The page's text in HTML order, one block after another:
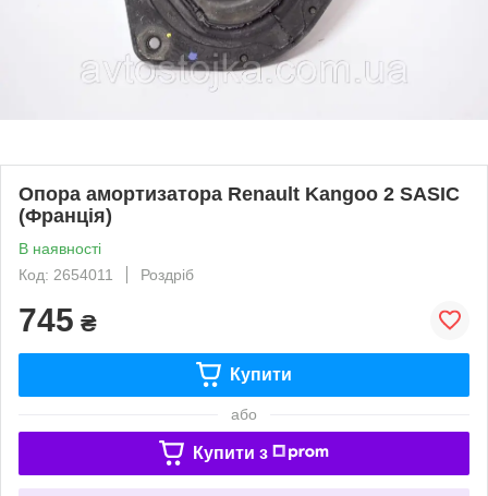
Опора амортизатора Renault Kangoo 2 SASIC
(Франція)
В наявності
Код: 2654011
Роздріб
745 ₴
Купити
або
Купити з